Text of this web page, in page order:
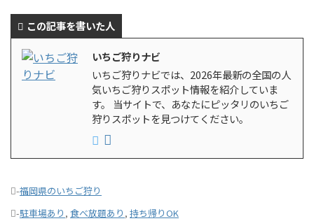
この記事を書いた人
いちご狩りナビ
いちご狩りナビでは、2026年最新の全国の人
気いちご狩りスポット情報を紹介していま
す。 当サイトで、あなたにピッタリのいちご
狩りスポットを見つけてください。
-福岡県のいちご狩り
-駐車場あり , 食べ放題あり , 持ち帰りOK